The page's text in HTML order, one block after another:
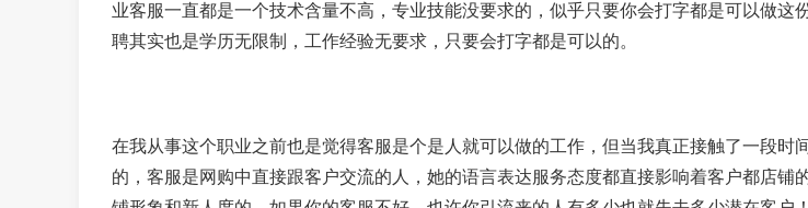
业客服一直都是一个技术含量不高，专业技能没要求的，似乎只要你会打字都是可以做这
聘其实也是学历无限制，工作经验无要求，只要会打字都是可以的。
在我从事这个职业之前也是觉得客服是个是人就可以做的工作，但当我真正接触了一段时
的，客服是网购中直接跟客户交流的人，她的语言表达服务态度都直接影响着客户都店铺